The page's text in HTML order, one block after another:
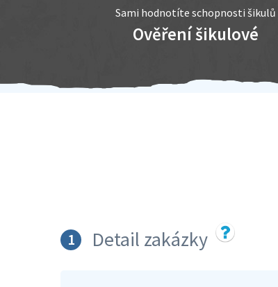
Sami hodnotíte schopnosti šikulů
Ověření šikulové
1 Detail zakázky